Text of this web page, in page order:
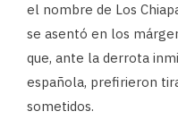
el nombre de Los
se asentó en los
que, ante la derrota
española, prefirieron
sometidos.